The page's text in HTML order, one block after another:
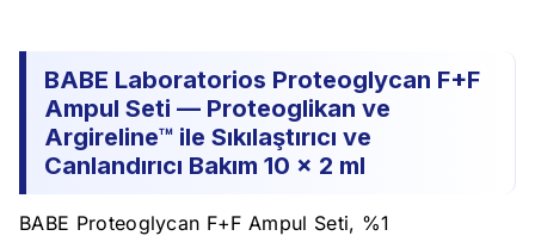
BABE Laboratorios Proteoglycan F+F
Ampul Seti — Proteoglikan ve
Argireline™ ile Sıkılaştırıcı ve
Canlandırıcı Bakım 10 x 2 ml
BABE Proteoglycan F+F Ampul Seti, %1